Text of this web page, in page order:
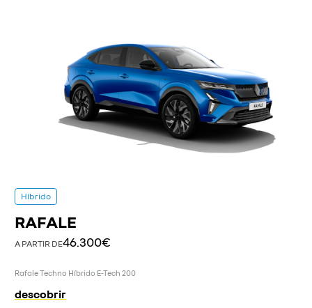
Híbrido
RAFALE
A PARTIR DE46.300€
Rafale Techno Híbrido E-Tech 200
descobrir